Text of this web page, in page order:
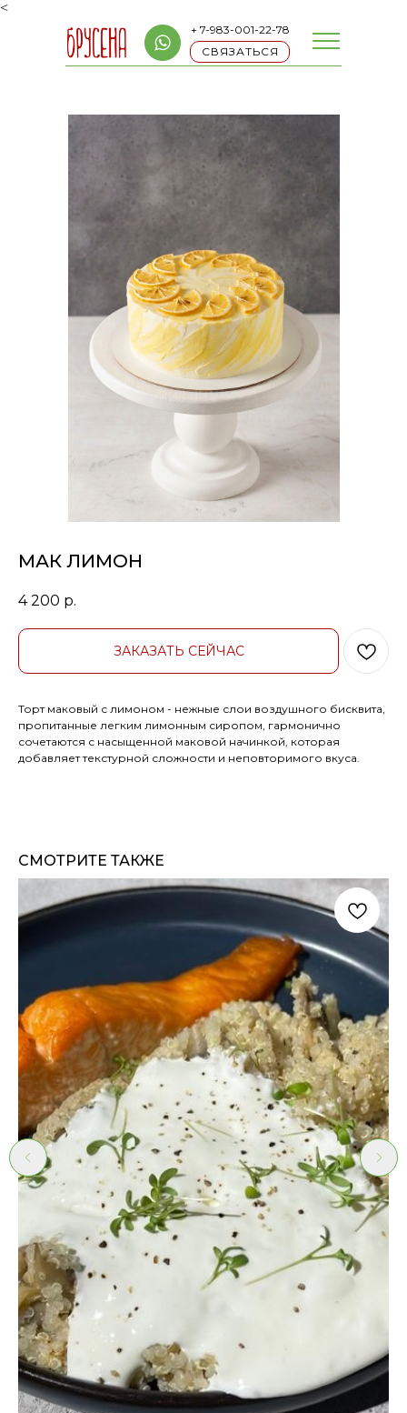
<
+ 7-983-001-22-78
СВЯЗАТЬСЯ
МАК ЛИМОН
4 200 р.
ЗАКАЗАТЬ СЕЙЧАС
Торт маковый с лимоном - нежные слои воздушного бисквита,
пропитанные легким лимонным сиропом, гармонично
сочетаются с насыщенной маковой начинкой, которая
добавляет текстурной сложности и неповторимого вкуса.
СМОТРИТЕ ТАКЖЕ